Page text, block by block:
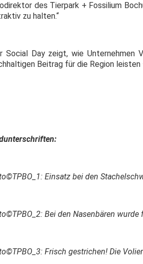
des Tierpark + Fossilium
zu halten.“
Social Day zeigt, wie Unternehmen
Beitrag für die Region
Einsatz bei den
Bei den Nasenbären
Frisch gestrichen! Die